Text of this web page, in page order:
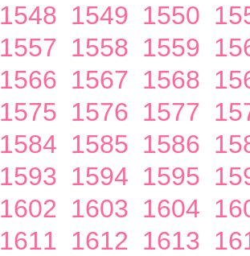
1548 1549 1550
1557 1558 1559
1566 1567 1568
1575 1576 1577
1584 1585 1586
1593 1594 1595
1602 1603 1604
1611 1612 1613